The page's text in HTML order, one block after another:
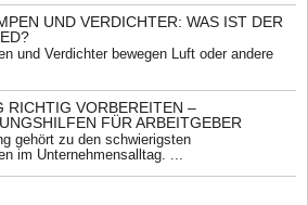
UND VERDICHTER: WAS IST DER
und Verdichter bewegen Luft oder andere
RICHTIG VORBEREITEN –
FÜR ARBEITGEBER
gehört zu den schwierigsten
im Unternehmensalltag. ...